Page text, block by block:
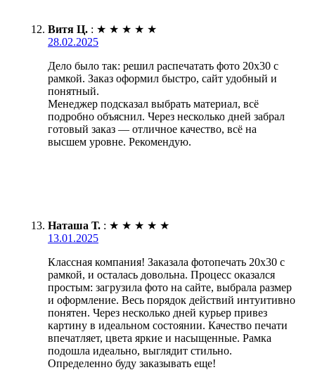
Витя Ц. : ★ ★ ★ ★ ★
28.02.2025
Дело было так: решил распечатать фото 20х30 с
рамкой. Заказ оформил быстро, сайт удобный и
понятный.
Менеджер подсказал выбрать материал, всё
подробно объяснил. Через несколько дней забрал
готовый заказ — отличное качество, всё на
высшем уровне. Рекомендую.
Наташа Т. : ★ ★ ★ ★ ★
13.01.2025
Классная компания! Заказала фотопечать 20х30 с
рамкой, и осталась довольна. Процесс оказался
простым: загрузила фото на сайте, выбрала размер
и оформление. Весь порядок действий интуитивно
понятен. Через несколько дней курьер привез
картину в идеальном состоянии. Качество печати
впечатляет, цвета яркие и насыщенные. Рамка
подошла идеально, выглядит стильно.
Определенно буду заказывать еще!